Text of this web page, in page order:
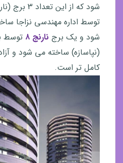
توسط اداره مهندسی نزاجا
شود و یک برج نارنج ۸
(نپاسازه) ساخته می شود و
کامل تر است.